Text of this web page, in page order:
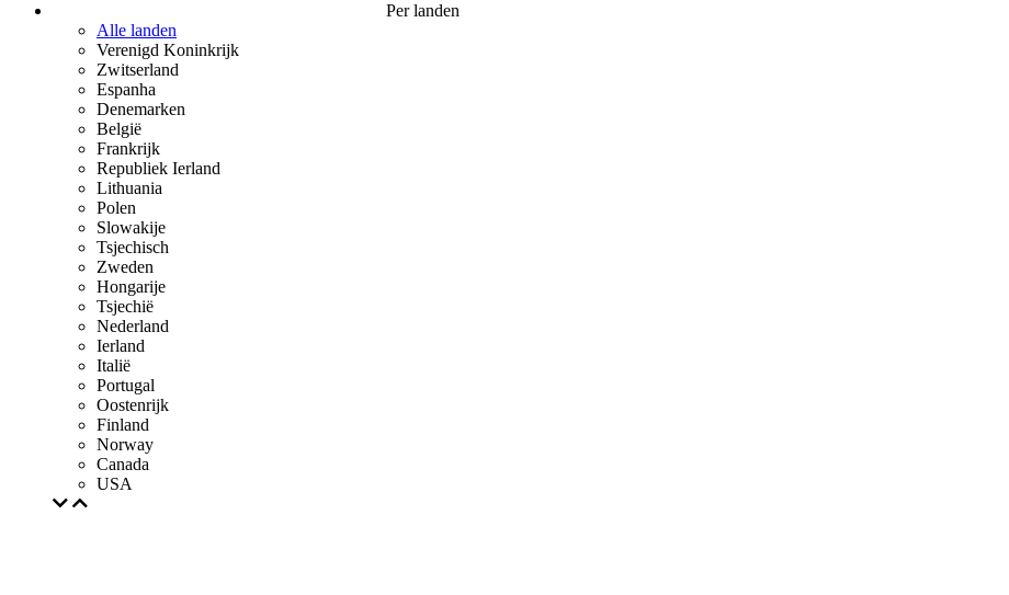
Per landen
Alle landen
Verenigd Koninkrijk
Zwitserland
Espanha
Denemarken
België
Frankrijk
Republiek Ierland
Lithuania
Polen
Slowakije
Tsjechisch
Zweden
Hongarije
Tsjechië
Nederland
Ierland
Italië
Portugal
Oostenrijk
Finland
Norway
Canada
USA